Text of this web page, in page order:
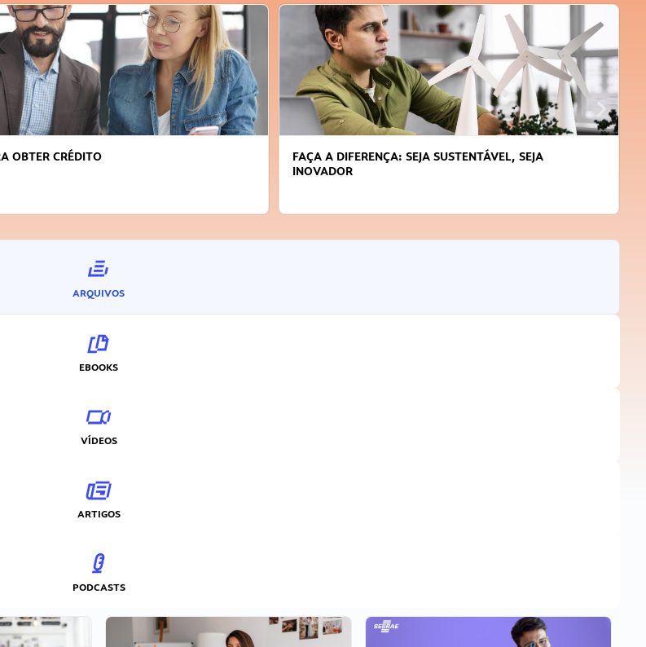
SEJA SUSTENTÁVEL, SEJA
APRENDA A GERENCIAR O SEU TEMPO
ARQUIVOS
EBOOKS
VÍDEOS
ARTIGOS
PODCASTS